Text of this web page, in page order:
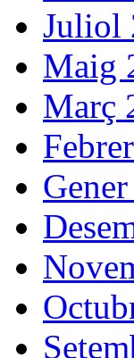
Juliol
Maig
Març